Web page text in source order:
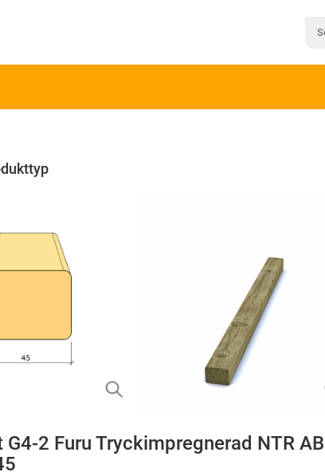
2 Furu Tryckimpregnerad NTR AB